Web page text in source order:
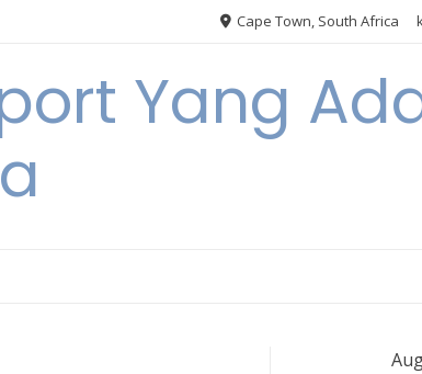
Cape Town, South Africa
Yang